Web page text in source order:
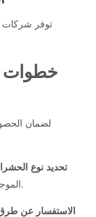
توفر شركات
خطوات
لضمان
تحديد نوع
الموجودة لتسهيل اختيار طريقة المكافحة المناسبة.
الاستفسار عن طرق